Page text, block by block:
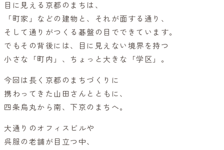
目に見える京都のまちは、
「町家」などの建物と、それが面する通り、
そして通りがつくる碁盤の目でできています。
でもその背後には、目に見えない境界を持つ
小さな「町内」、ちょっと大きな「学区」。
今回は長く京都のまちづくりに
携わってきた山田さんとともに、
四条烏丸から南、下京のまちへ。
大通りのオフィスビルや
呉服の老舗が目立つ中、